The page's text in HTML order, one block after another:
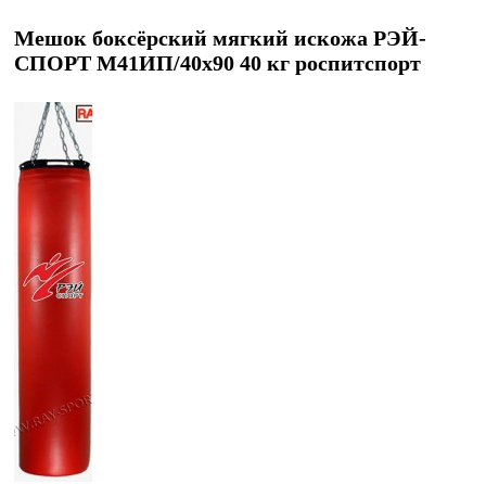
Мешок боксёрский мягкий искожа РЭЙ-
СПОРТ М41ИП/40х90 40 кг роспитспорт